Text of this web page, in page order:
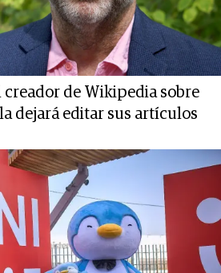
creador de Wikipedia sobre
dejará editar sus artículos